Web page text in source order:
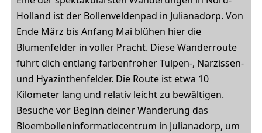
Holland ist der Bollenveldenpad in Julianadorp. Von
Ende März bis Anfang Mai blühen hier die
Blumenfelder in voller Pracht. Diese Wanderroute
führt dich entlang farbenfroher Tulpen-, Narzissen-
und Hyazinthenfelder. Die Route ist etwa 10
Kilometer lang und relativ leicht zu bewältigen.
Besuche vor Beginn deiner Wanderung das
Bloembolleninformatiecentrum in Julianadorp, um